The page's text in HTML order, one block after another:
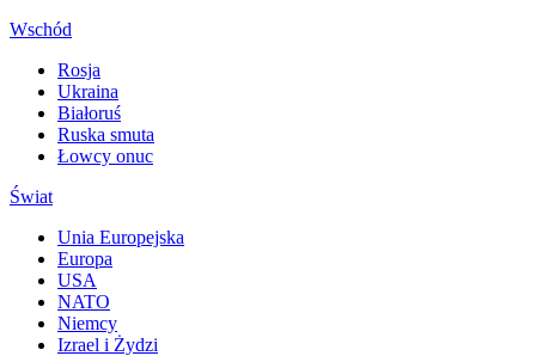
Wschód
Rosja
Ukraina
Białoruś
Ruska smuta
Łowcy onuc
Świat
Unia Europejska
Europa
USA
NATO
Niemcy
Izrael i Żydzi